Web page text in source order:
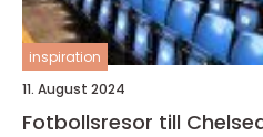
inspiration
11. August 2024
Fotbollsresor till